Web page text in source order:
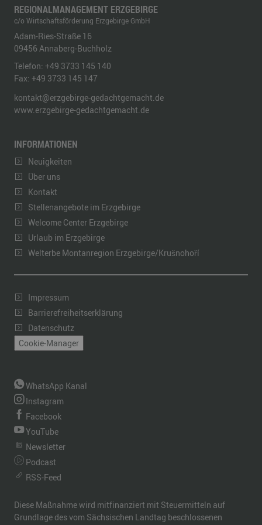
REGIONALMANAGEMENT ERZGEBIRGE
c/o Wirtschaftsförderung Erzgebirge GmbH
Adam-Ries-Straße 16
09456 Annaberg-Buchholz
Telefon: +49 3733 145 140
Fax: +49 3733 145 147
kontakt@erzgebirge-gedachtgemacht.de
www.erzgebirge-gedachtgemacht.de
INFORMATIONEN
Neuigkeiten
Über uns
Kontakt
Stellenangebote im Erzgebirge
Welcome Center Erzgebirge
Urlaub im Erzgebirge
Welterbe Montanregion Erzgebirge/Krušnohoří
Impressum
Barrierefreiheitserklärung
Datenschutz
Cookie-Manager
WhatsApp Kanal
Instagram
Facebook
YouTube
Newsletter
Podcast
RSS-Feed
Diese Maßnahme wird mitfinanziert mit Steuermitteln auf
Grundlage des vom Sächsischen Landtag beschlossenen